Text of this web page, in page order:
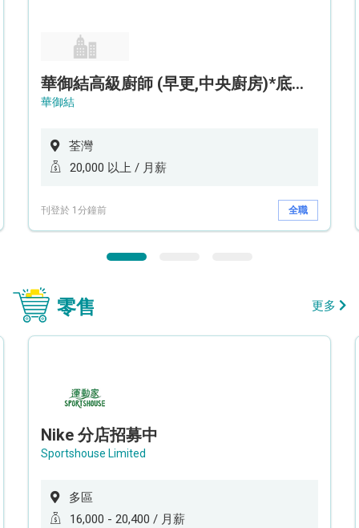
華御結高級廚師 (早更,中央廚房)*底薪可達20k* (5天工作週)
華御結
荃灣
20,000 以上 / 月薪
刊登於 1分鐘前 全職
零售 更多
Nike 分店招募中
Sportshouse Limited
多區
16,000 - 20,400 / 月薪